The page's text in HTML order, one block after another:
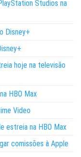
Studios na
Disney+
hoje na televisão
HBO Max
Video
estreia na HBO Max
comissões à Apple